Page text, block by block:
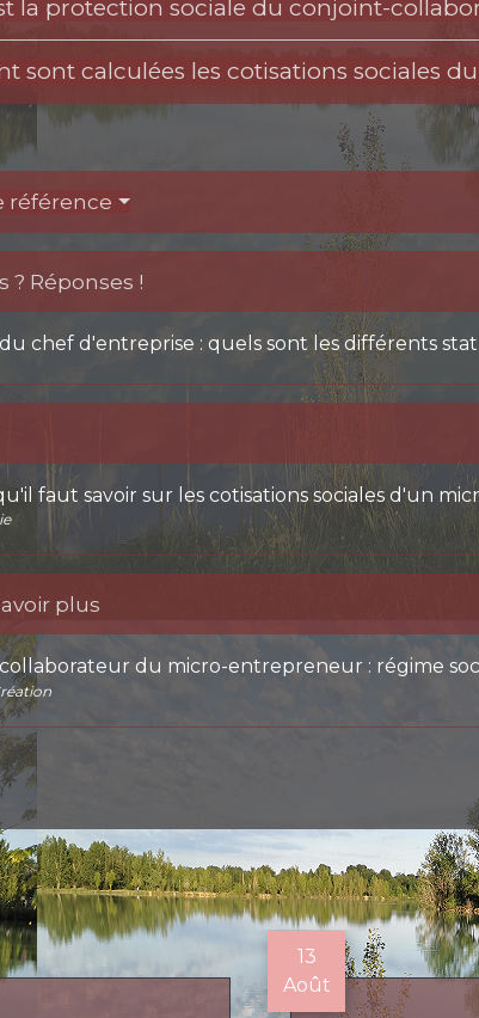
la protection sociale du conjoint-
sont calculées les cotisations sociales
référence
? Réponses !
chef d'entreprise : quels sont les différents
faut savoir sur les cotisations sociales d'un
plus
du micro-entrepreneur : régime
13
Août